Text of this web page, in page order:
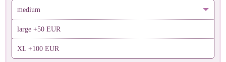
medium
large +50 EUR
XL +100 EUR